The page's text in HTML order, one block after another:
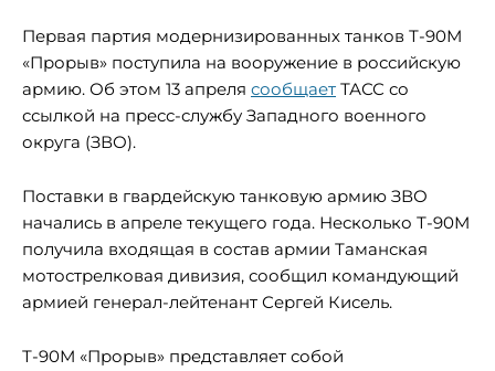
Первая партия модернизированных танков Т-90М
«Прорыв» поступила на вооружение в российскую
армию. Об этом 13 апреля сообщает ТАСС со
ссылкой на пресс-службу Западного военного
округа (ЗВО).
Поставки в гвардейскую танковую армию ЗВО
начались в апреле текущего года. Несколько Т-90М
получила входящая в состав армии Таманская
мотострелковая дивизия, сообщил командующий
армией генерал-лейтенант Сергей Кисель.
Т-90М «Прорыв» представляет собой